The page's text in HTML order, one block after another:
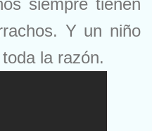
siempre tienen
Y un niño
la razón.